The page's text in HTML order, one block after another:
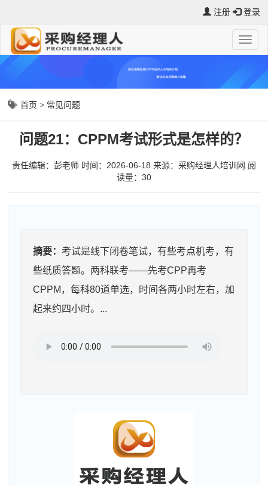
注册 登录
首页 > 常见问题
问题21：CPPM考试形式是怎样的？
责任编辑：彭老师 时间：2026-06-18 来源： 采购经理人培训网 阅
读量：30
摘要：考试是线下闭卷笔试，有些考点机考，有
些纸质答题。两科联考——先考CPP再考
CPPM，每科80道单选，时间各两小时左右，加
起来约四小时。...